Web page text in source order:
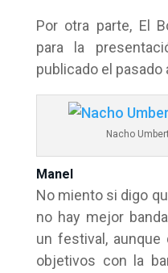
Por otra parte, El
para la
publicado el pasado
Nacho
Manel
No miento si digo
no hay mejor
un festival,
objetivos con la